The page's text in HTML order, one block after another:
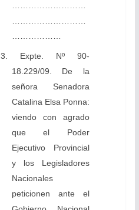
………………………
………………………
………………
3. Expte. Nº 90-
18.229/09. De la
señora Senadora
Catalina Elsa Ponna:
viendo con agrado
que el Poder
Ejecutivo Provincial
y los Legisladores
Nacionales
peticionen ante el